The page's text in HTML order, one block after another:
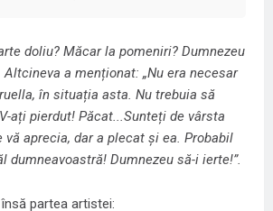
doliu? Măcar la pomeniri? Dumnezeu
Altcineva a menționat: „Nu era necesar
în situația asta. Nu trebuia să
ați pierdut! Păcat...Sunteți de vârsta
vă aprecia, dar a plecat și ea. Probabil
dumneavoastră! Dumnezeu să-i ierte!”.
partea artistei: